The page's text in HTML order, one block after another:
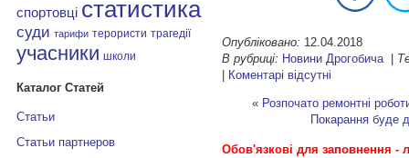
спортовці статистика
суди тарифи терористи трагедії
учасники школи
Каталог Статей
Статьи
Статьи партнеров
Опубліковано: 12.04.2018
В рубриці: Новини Дрогобича|
Коментарі відсутні
« Розпочато ремонтні
Покарання буде
Обов'язкові для заповнення -